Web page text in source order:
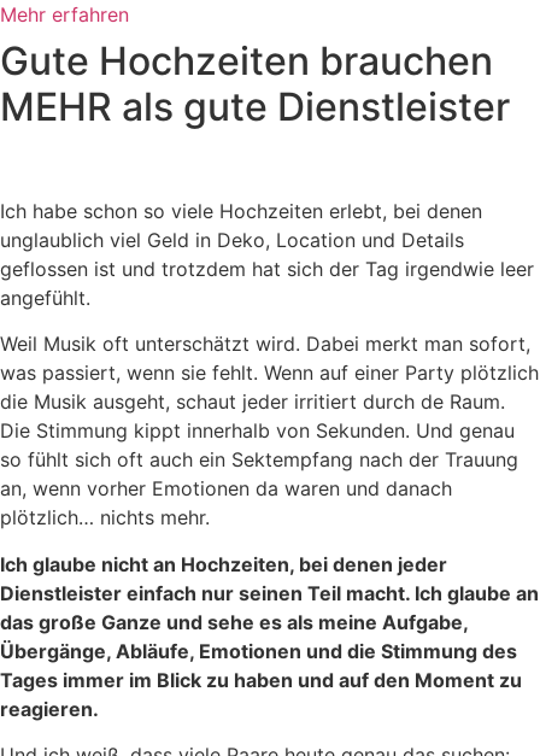
Mehr erfahren
Gute Hochzeiten brauchen
MEHR als gute Dienstleister
Ich habe schon so viele Hochzeiten erlebt, bei denen
unglaublich viel Geld in Deko, Location und Details
geflossen ist und trotzdem hat sich der Tag irgendwie leer
angefühlt.
Weil Musik oft unterschätzt wird. Dabei merkt man sofort,
was passiert, wenn sie fehlt. Wenn auf einer Party plötzlich
die Musik ausgeht, schaut jeder irritiert durch de Raum.
Die Stimmung kippt innerhalb von Sekunden. Und genau
so fühlt sich oft auch ein Sektempfang nach der Trauung
an, wenn vorher Emotionen da waren und danach
plötzlich… nichts mehr.
Ich glaube nicht an Hochzeiten, bei denen jeder
Dienstleister einfach nur seinen Teil macht. Ich glaube an
das große Ganze und sehe es als meine Aufgabe,
Übergänge, Abläufe, Emotionen und die Stimmung des
Tages immer im Blick zu haben und auf den Moment zu
reagieren.